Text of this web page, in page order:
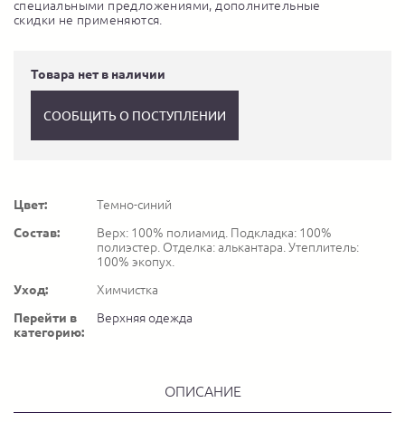
специальными предложениями, дополнительные
скидки не применяются.
Товара нет в наличии
СООБЩИТЬ О ПОСТУПЛЕНИИ
Цвет:
Темно-синий
Состав:
Верх: 100% полиамид. Подкладка: 100%
полиэстер. Отделка: алькантара. Утеплитель:
100% экопух.
Уход:
Химчистка
Перейти в
категорию:
Верхняя одежда
ОПИСАНИЕ